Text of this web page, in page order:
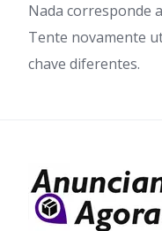
Nada corresponde
Tente novamente
chave diferentes.